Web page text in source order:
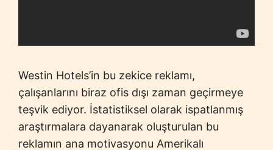
Westin Hotels’in bu zekice reklamı,
çalışanlarını biraz ofis dışı zaman geçirmeye
teşvik ediyor. İstatistiksel olarak ispatlanmış
araştırmalara dayanarak oluşturulan bu
reklamın ana motivasyonu Amerikalı